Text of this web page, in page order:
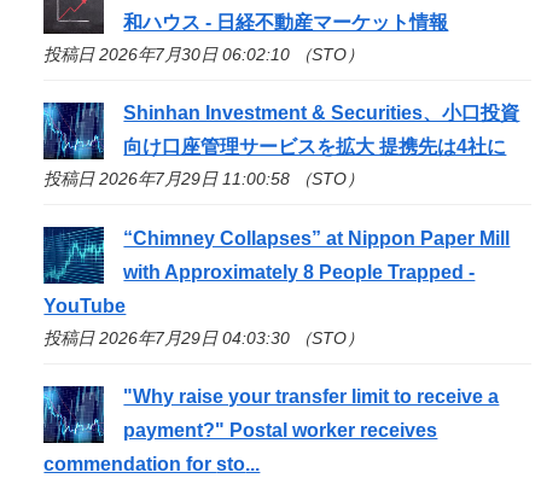
和ハウス - 日経不動産マーケット情報
投稿日 2026年7月30日 06:02:10 （STO）
Shinhan Investment & Securities、小口投資
向け口座管理サービスを拡大 提携先は4社に
投稿日 2026年7月29日 11:00:58 （STO）
“Chimney Collapses” at Nippon Paper Mill
with Approximately 8 People Trapped -
YouTube
投稿日 2026年7月29日 04:03:30 （STO）
"Why raise your transfer limit to receive a
payment?" Postal worker receives
commendation forsto...